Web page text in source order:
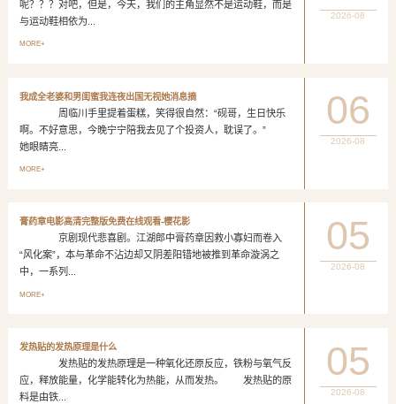
呢？？？对吧，但是，今天，我们的主角显然不是运动鞋，而是
与运动鞋相依为...
MORE+
2026-08
我成全老婆和男闺蜜我连夜出国无视她消息摘
周临川手里提着蛋糕，笑得很自然：“砚哥，生日快乐
啊。不好意思，今晚宁宁陪我去见了个投资人，耽误了。”
她眼睛亮...
MORE+
06
2026-08
膏药章电影高清完整版免费在线观看-樱花影
京剧现代悲喜剧。江湖郎中膏药章因救小寡妇而卷入
“风化案”，本与革命不沾边却又阴差阳错地被推到革命漩涡之
中，一系列...
MORE+
05
2026-08
发热贴的发热原理是什么
发热贴的发热原理是一种氧化还原反应，铁粉与氧气反
应，释放能量，化学能转化为热能，从而发热。 发热贴的原
料是由铁...
05
2026-08